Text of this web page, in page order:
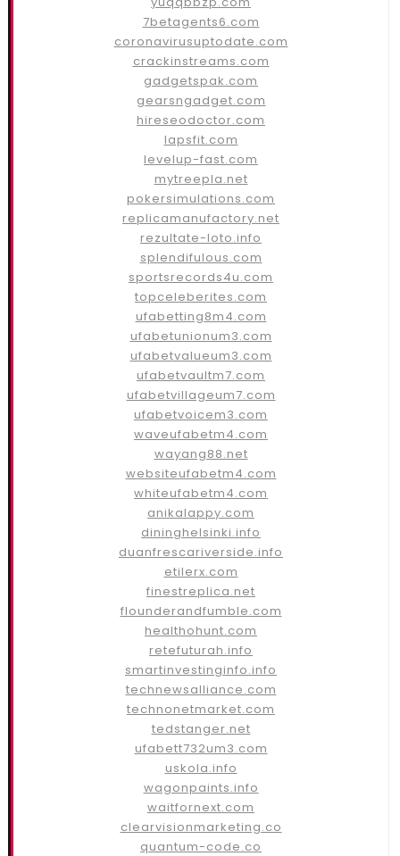
7betagents6.com
coronavirusuptodate.com
crackinstreams.com
gadgetspak.com
gearsngadget.com
hireseodoctor.com
lapsfit.com
levelup-fast.com
mytreepla.net
pokersimulations.com
replicamanufactory.net
rezultate-loto.info
splendifulous.com
sportsrecords4u.com
topceleberites.com
ufabetting8m4.com
ufabetunionum3.com
ufabetvalueum3.com
ufabetvaultm7.com
ufabetvillageum7.com
ufabetvoicem3.com
waveufabetm4.com
wayang88.net
websiteufabetm4.com
whiteufabetm4.com
anikalappy.com
dininghelsinki.info
duanfrescariverside.info
etilerx.com
finestreplica.net
flounderandfumble.com
healthohunt.com
retefuturah.info
smartinvestinginfo.info
technewsalliance.com
technonetmarket.com
tedstanger.net
ufabett732um3.com
uskola.info
wagonpaints.info
waitfornext.com
clearvisionmarketing.co
quantum-code.co